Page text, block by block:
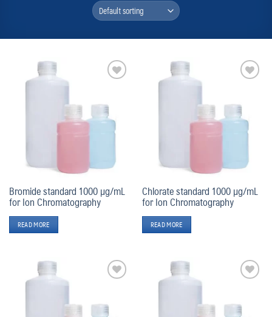
wishlist
Bromide standard 1000 µg/mL
for Ion Chromatography
READ MORE
wishlist
Chlorate standard 1000 µg/mL
for Ion Chromatography
READ MORE
wishlist wishlist